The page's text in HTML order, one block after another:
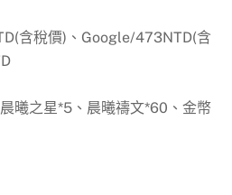
含稅價)、Google/473NTD(含
曦之星*5、晨曦禱文*60、金幣